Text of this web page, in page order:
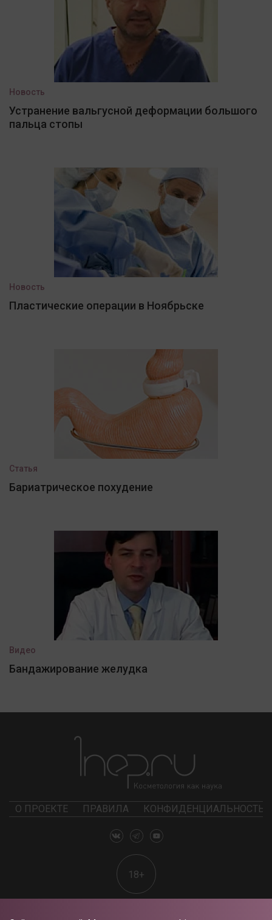
Новость
Устранение вальгусной деформации большого
пальца стопы
Новость
Пластические операции в Ноябрьске
Статья
Бариатрическое похудение
Видео
Бандажирование желудка
О ПРОЕКТЕ ПРАВИЛА КОНФИДЕНЦИАЛЬНОСТЬ
18+